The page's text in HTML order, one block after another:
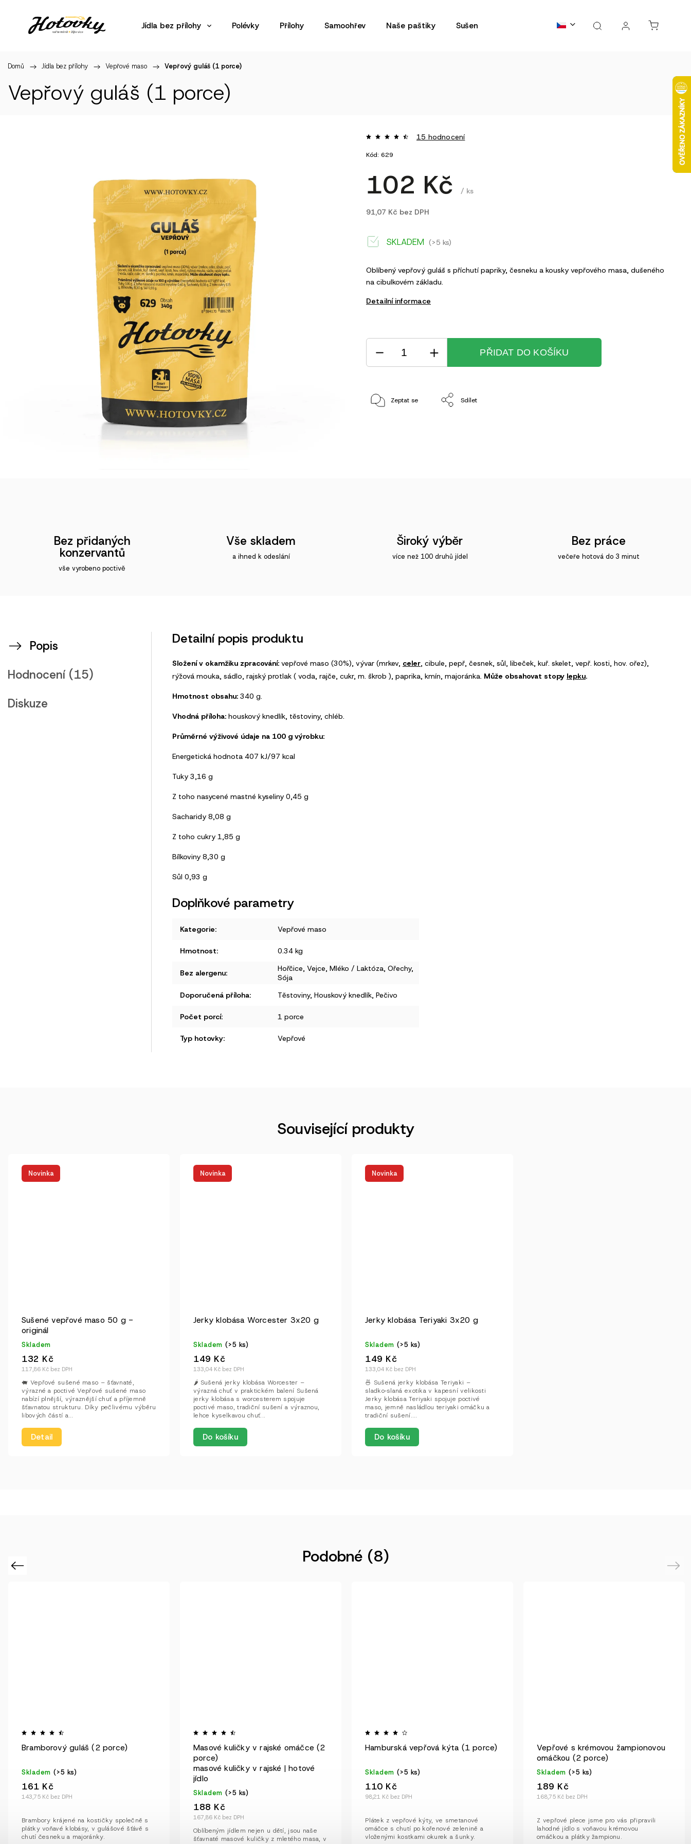
Jídla bez přílohy Polévky Přílohy Samoohřev Naše paštiky Sušené maso Kontakty B2B spolupráce
Domů / Jídla bez přílohy / Vepřové maso / Vepřový guláš (1 porce)
Vepřový guláš (1 porce)
15 hodnocení
102 Kč/ ks
91,07 Kč bez DPH
Kód: 629
Oblíbený vepřový guláš s příchutí papriky, česneku a kousky vepřového masa, dušeného
na cibulkovém základu.
Detailní informace
SKLADEM (>5 ks)
PŘIDAT DO KOŠÍKU
Zeptat se Sdílet
Bez přidaných
konzervantů
vše vyrobeno poctivě
Vše skladem
a ihned k odeslání
Široký výběr
více než 100 druhů jídel
Bez práce
večeře hotová do 3 minut
Popis
Hodnocení (15)
Diskuze
Detailní popis produktu
Složení v okamžiku zpracování: vepřové maso (30%), vývar (mrkev, celer, cibule, pepř, česnek, sůl, libeček, kuř. skelet, vepř. kosti, hov. ořez),
rýžová mouka, sádlo, rajský protlak ( voda, rajče, cukr, m. škrob ), paprika, kmín, majoránka. Může obsahovat stopy lepku.
Hmotnost obsahu: 340 g.
Vhodná příloha: houskový knedlík, těstoviny, chléb.
Průměrné výživové údaje na 100 g výrobku:
Energetická hodnota 407 kJ/97 kcal
Tuky 3,16 g
Z toho nasycené mastné kyseliny 0,45 g
Sacharidy 8,08 g
Z toho cukry 1,85 g
Bílkoviny 8,30 g
Sůl 0,93 g
Doplňkové parametry
Kategorie: Vepřové maso
Hmotnost: 0.34 kg
Bez alergenu: Hořčice, Vejce, Mléko / Laktóza, Ořechy,
Sója
Doporučená příloha: Těstoviny, Houskový knedlík, Pečivo
Počet porcí: 1 porce
Typ hotovky: Vepřové
Související produkty
Novinka
Sušené vepřové maso 50 g -
originál
Skladem
117,86 Kč bez DPH
132 Kč
Detail
🐖 Vepřové sušené maso – šťavnaté,
výrazné a poctivé Vepřové sušené maso
nabízí plnější, výraznější chuť a příjemně
šťavnatou strukturu. Díky pečlivému výběru
libových částí a...
Novinka
Jerky klobása Worcester 3x20 g
Skladem (>5 ks)
133,04 Kč bez DPH
149 Kč
Do košíku
🌶️ Sušená jerky klobása Worcester –
výrazná chuť v praktickém balení Sušená
jerky klobása s worcesterem spojuje
poctivé maso, tradiční sušení a výraznou,
lehce kyselkavou chuť...
Novinka
Jerky klobása Teriyaki 3x20 g
Skladem (>5 ks)
133,04 Kč bez DPH
149 Kč
Do košíku
🍜 Sušená jerky klobása Teriyaki –
sladko‑slaná exotika v kapesní velikosti
Jerky klobása Teriyaki spojuje poctivé
maso, jemně nasládlou teriyaki omáčku a
tradiční sušení....
Podobné (8)
Previous
Bramborový guláš (2 porce)
Skladem (>5 ks)
143,75 Kč bez DPH
161 Kč
Brambory krájené na kostičky společně s
plátky voňavé klobásy, v gulášové šťávě s
chutí česneku a majoránky.
Masové kuličky v rajské omáčce (2
porce)
masové kuličky v rajské | hotové
jídlo
Skladem (>5 ks)
167,86 Kč bez DPH
188 Kč
Oblíbeným jídlem nejen u dětí, jsou naše
šťavnaté masové kuličky z mletého masa, v
Hamburská vepřová kýta (1 porce)
Skladem (>5 ks)
98,21 Kč bez DPH
110 Kč
Plátek z vepřové kýty, ve smetanové
omáčce s chutí po kořenové zelenině a
vloženými kostkami okurek a šunky.
Vepřové s krémovou žampionovou
omáčkou (2 porce)
Skladem (>5 ks)
168,75 Kč bez DPH
189 Kč
Z vepřové plece jsme pro vás připravili
lahodné jídlo s voňavou krémovou
omáčkou a plátky žampionu.
Next